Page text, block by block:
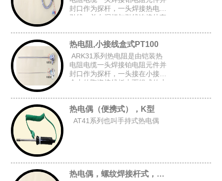
封口作为探杆，一头焊接热电阻
引线，并在探杆与引线连接处套
上活动螺纹而组成的活动螺纹杆
式铠装热电阻。
热电阻,小接线盒式PT100
ARK31系列热电阻是由铠装热
电阻电缆一头焊接铂电阻元件并
封口作为探杆，一头接在小接线
盒内的陶瓷接线板上而组成的小
热电偶（便携式），K型
AT41系列也叫手持式热电偶
热电偶，螺纹焊接杆式，K型